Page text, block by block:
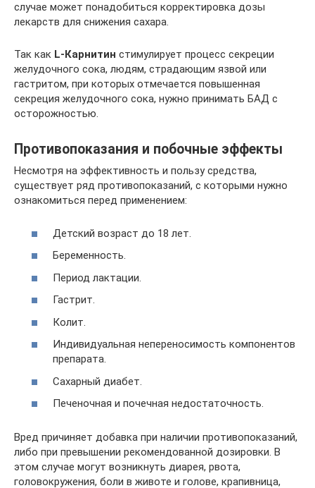
случае может понадобиться корректировка дозы
лекарств для снижения сахара.
Так как L-Карнитин стимулирует процесс секреции
желудочного сока, людям, страдающим язвой или
гастритом, при которых отмечается повышенная
секреция желудочного сока, нужно принимать БАД с
осторожностью.
Противопоказания и побочные эффекты
Несмотря на эффективность и пользу средства,
существует ряд противопоказаний, с которыми нужно
ознакомиться перед применением:
Детский возраст до 18 лет.
Беременность.
Период лактации.
Гастрит.
Колит.
Индивидуальная непереносимость компонентов
препарата.
Сахарный диабет.
Печеночная и почечная недостаточность.
Вред причиняет добавка при наличии противопоказаний,
либо при превышении рекомендованной дозировки. В
этом случае могут возникнуть диарея, рвота,
головокружения, боли в животе и голове, крапивница,